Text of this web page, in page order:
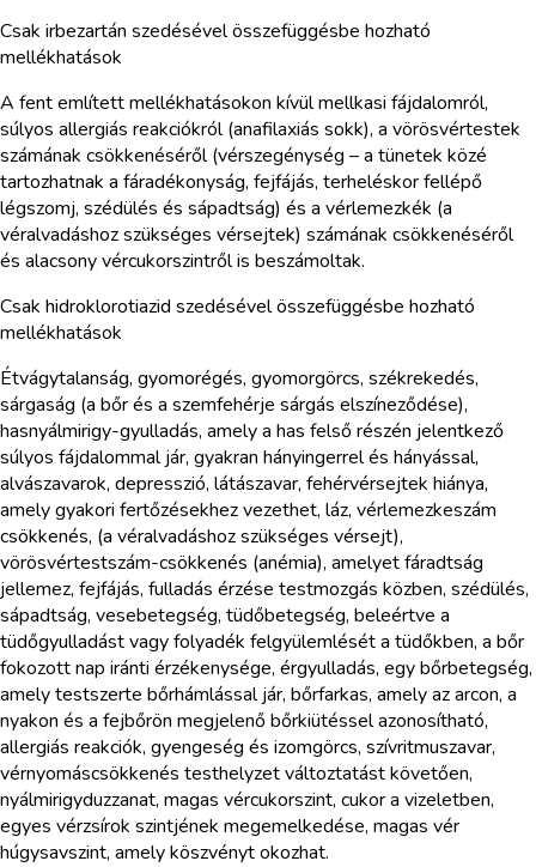
Csak irbezartán szedésével összefüggésbe hozható
mellékhatások
A fent említett mellékhatásokon kívül mellkasi fájdalomról,
súlyos allergiás reakciókról (anafilaxiás sokk), a vörösvértestek
számának csökkenéséről (vérszegénység – a tünetek közé
tartozhatnak a fáradékonyság, fejfájás, terheléskor fellépő
légszomj, szédülés és sápadtság) és a vérlemezkék (a
véralvadáshoz szükséges vérsejtek) számának csökkenéséről
és alacsony vércukorszintről is beszámoltak.
Csak hidroklorotiazid szedésével összefüggésbe hozható
mellékhatások
Étvágytalanság, gyomorégés, gyomorgörcs, székrekedés,
sárgaság (a bőr és a szemfehérje sárgás elszíneződése),
hasnyálmirigy-gyulladás, amely a has felső részén jelentkező
súlyos fájdalommal jár, gyakran hányingerrel és hányással,
alvászavarok, depresszió, látászavar, fehérvérsejtek hiánya,
amely gyakori fertőzésekhez vezethet, láz, vérlemezkeszám
csökkenés, (a véralvadáshoz szükséges vérsejt),
vörösvértestszám-csökkenés (anémia), amelyet fáradtság
jellemez, fejfájás, fulladás érzése testmozgás közben, szédülés,
sápadtság, vesebetegség, tüdőbetegség, beleértve a
tüdőgyulladást vagy folyadék felgyülemlését a tüdőkben, a bőr
fokozott nap iránti érzékenysége, érgyulladás, egy bőrbetegség,
amely testszerte bőrhámlással jár, bőrfarkas, amely az arcon, a
nyakon és a fejbőrön megjelenő bőrkiütéssel azonosítható,
allergiás reakciók, gyengeség és izomgörcs, szívritmuszavar,
vérnyomáscsökkenés testhelyzet változtatást követően,
nyálmirigyduzzanat, magas vércukorszint, cukor a vizeletben,
egyes vérzsírok szintjének megemelkedése, magas vér
húgysavszint, amely köszvényt okozhat.